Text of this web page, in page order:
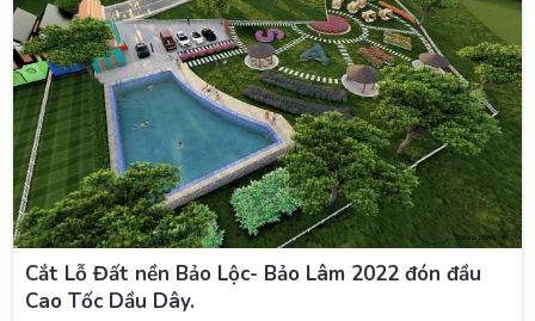
Cắt Lỗ Đất nền Bảo Lộc- Bảo Lâm 2022 đón đầu
Cao Tốc Dầu Dây.